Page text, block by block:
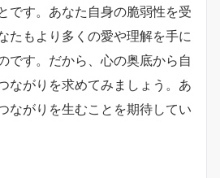
です。あなた自身の脆弱性を受
たもより多くの愛や理解を手に
です。だから、心の奥底から自
ながりを求めてみましょう。あ
ながりを生むことを期待してい